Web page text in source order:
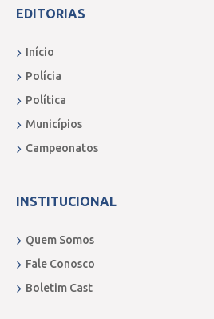
EDITORIAS
Início
Polícia
Política
Municípios
Campeonatos
INSTITUCIONAL
Quem Somos
Fale Conosco
Boletim Cast